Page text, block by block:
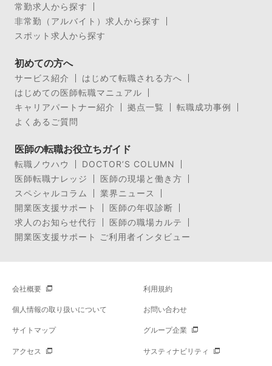
常勤求人から探す
非常勤（アルバイト）求人から探す
スポット求人から探す
初めての方へ
サービス紹介
はじめて転職される方へ
はじめての医師転職マニュアル
キャリアパートナー紹介
拠点一覧
転職成功事例
よくあるご質問
医師の転職お役立ちガイド
転職ノウハウ
DOCTOR’S COLUMN
医師転職ナレッジ
医師の現場と働き方
スペシャルコラム
業界ニュース
開業医支援サポート
医師の年収診断
求人のお知らせ代行
医師の職場カルテ
開業医支援サポート ご利用者インタビュー
会社概要 利用規約
個人情報の取り扱いについて お問い合わせ
サイトマップ グループ企業
アクセス サスティナビリティ